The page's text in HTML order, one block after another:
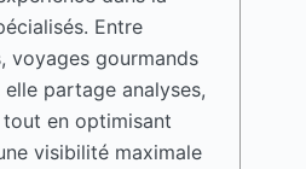
Entre
voyages gourmands
partage analyses,
en optimisant
visibilité maximale